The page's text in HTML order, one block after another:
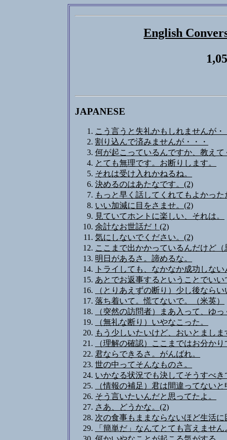
English
JAPANESE
こう言うと失礼かもしれませんが・
割り込んで済みませんが・・・
何が起こっているんですか、教えて
とても無理です。お断りします。
それは受け入れかねるね。
決めるのはあたなです。(2)
もっと早く話してくれてもよかった
いい加減に目をさませ。(2)
見ていてホントに楽しい、それは。
余計なお世話だ！(2)
気にしないでください。(2)
ここまで出かかっているんだけど
明日があるさ。諦めるな。
トライしても、なかなか成功しない
あとでお返事するということでいい
（とりあえずの断り）少し後ならい
落ち着いて。慌てないで。（米英）
（突然の訪問者）まあ入って、ゆっ
（無礼な断り）いやなこった。
もう少しいたいけど、おいとましま
（理解の確認）ここまではお分か
君ならできるさ。がんばれ。
世の中ってそんなものさ。
いかなる状況でも決してそうすべき
（情報の補足）君は間違ってない
そう言いたいんだと思ってたよ。
さあ、どうかな。(2)
次の食事もままならないほど生活に
「簡単だ」なんてとても言えません